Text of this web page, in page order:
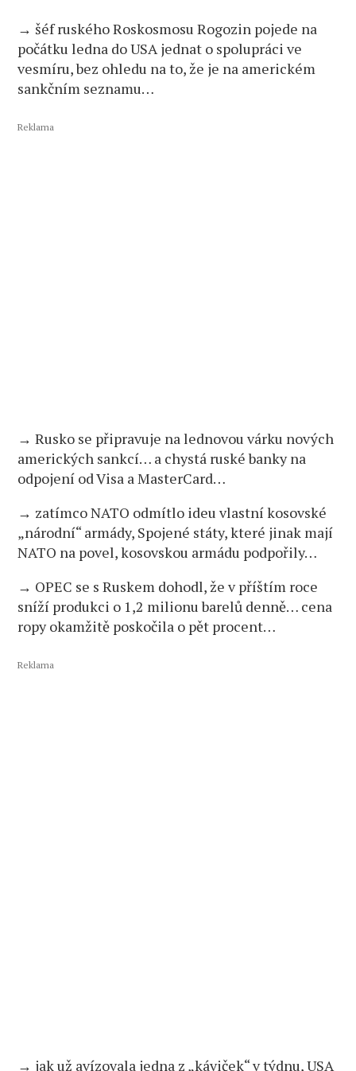
→ šéf ruského Roskosmosu Rogozin pojede na
počátku ledna do USA jednat o spolupráci ve
vesmíru, bez ohledu na to, že je na americkém
sankčním seznamu…
Reklama
→ Rusko se připravuje na lednovou várku nových
amerických sankcí… a chystá ruské banky na
odpojení od Visa a MasterCard…
→ zatímco NATO odmítlo ideu vlastní kosovské
„národní“ armády, Spojené státy, které jinak mají
NATO na povel, kosovskou armádu podpořily…
→ OPEC se s Ruskem dohodl, že v příštím roce
sníží produkci o 1,2 milionu barelů denně… cena
ropy okamžitě poskočila o pět procent…
Reklama
→ jak už avízovala jedna z „káviček“ v týdnu, USA